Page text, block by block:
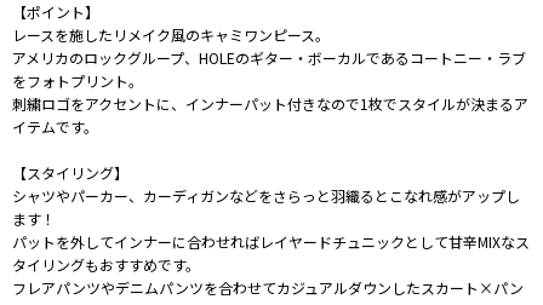
【ポイント】
レースを施したリメイク風のキャミワンピース。
アメリカのロックグループ、HOLEのギター・ボーカルであるコートニー・ラブ
をフォトプリント。
刺繍ロゴをアクセントに、インナーパット付きなので1枚でスタイルが決まるア
イテムです。
【スタイリング】
シャツやパーカー、カーディガンなどをさらっと羽織るとこなれ感がアップし
ます！
パットを外してインナーに合わせればレイヤードチュニックとして甘辛MIXなス
タイリングもおすすめです。
フレアパンツやデニムパンツを合わせてカジュアルダウンしたスカート×パン